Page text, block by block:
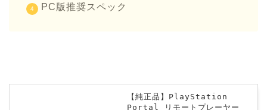
PC版推奨スペック
【純正品】PlayStation
Portal リモートプレーヤー